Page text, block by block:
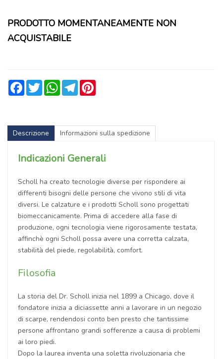
PRODOTTO MOMENTANEAMENTE NON
ACQUISTABILE
FacebookTwitter WhatsApp
Telegram
Descrizione Informazioni sulla spedizione
Indicazioni Generali
Scholl ha creato tecnologie diverse per rispondere ai
differenti bisogni delle persone che vivono stili di vita
diversi. Le calzature e i prodotti Scholl sono progettati
biomeccanicamente. Prima di accedere alla fase di
produzione, ogni tecnologia viene rigorosamente testata,
affinchè ogni Scholl possa avere una corretta calzata,
stabilità del piede, regolabilità, comfort.
Filosofia
La storia del Dr. Scholl inizia nel 1899 a Chicago, dove il
fondatore inizia a diciassette anni a lavorare in un negozio
di scarpe, rendendosi conto ben presto che tantissime
persone affrontano grandi sofferenze a causa di problemi
ai loro piedi.
Dopo la laurea inventa una soletta rivoluzionaria che